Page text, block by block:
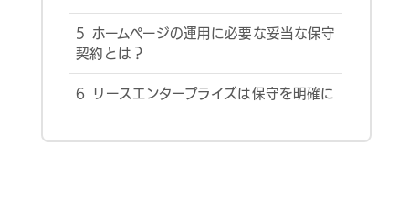
5
ホームページの運用に必要な妥当な保守
契約とは？
6 リースエンタープライズは保守を明確に